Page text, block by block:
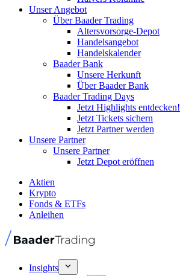
Unser Angebot
Über Baader Trading
Altersvorsorge-Depot
Handelsangebot
Handelskalender
Baader Bank
Unsere Herkunft
Über Baader Bank
Baader Trading Days
Jetzt Highlights entdecken!
Jetzt Tickets sichern
Jetzt Partner werden
Unsere Partner
Unsere Partner
Jetzt Depot eröffnen
Aktien
Krypto
Fonds & ETFs
Anleihen
Insights